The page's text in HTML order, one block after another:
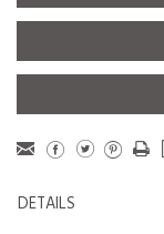
DETAILS